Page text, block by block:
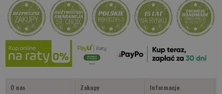
O nas
Zakupy
Informacje